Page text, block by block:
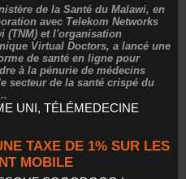
de la Santé du Malawi, en
avec Telekom Networks
(TNM) et l'organisation
Virtual Doctors, a lancé une
de santé en ligne pour
à la pénurie de médecins
secteur de la santé crispé du
UNI, TÉLÉMEDECINE
TAXE DE 1% SUR LES
MOBILE